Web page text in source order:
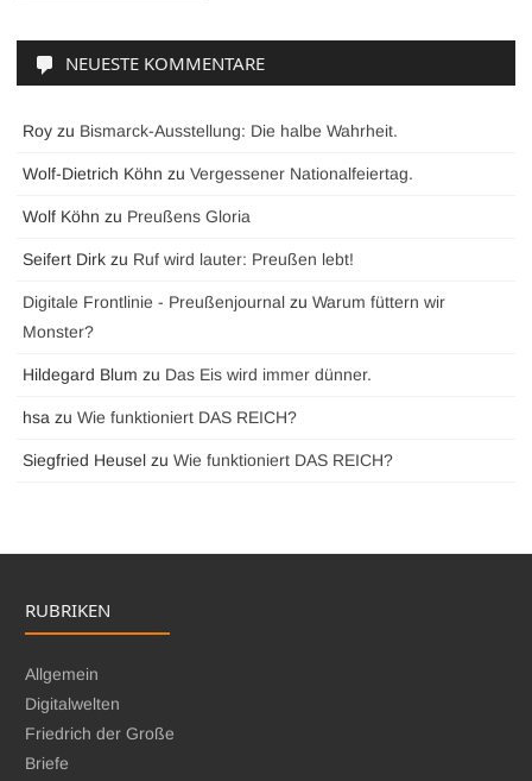
NEUESTE KOMMENTARE
Roy zu Bismarck-Ausstellung: Die halbe Wahrheit.
Wolf-Dietrich Köhn zu Vergessener Nationalfeiertag.
Wolf Köhn zu Preußens Gloria
Seifert Dirk zu Ruf wird lauter: Preußen lebt!
Digitale Frontlinie - Preußenjournal zu Warum füttern wir
Monster?
Hildegard Blum zu Das Eis wird immer dünner.
hsa zu Wie funktioniert DAS REICH?
Siegfried Heusel zu Wie funktioniert DAS REICH?
RUBRIKEN
Allgemein
Digitalwelten
Friedrich der Große
Briefe